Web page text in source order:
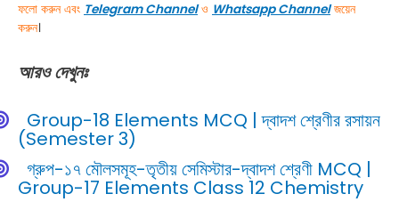
ফলো করুন এবং TelegramChannelও Whatsapp Channelজয়েন
করুন।
আরও দেখুনঃ
Group-18 Elements MCQ | দ্বাদশ শ্রেণীর রসায়ন
(Semester 3)
গ্রুপ-১৭ মৌলসমূহ-তৃতীয় সেমিস্টার-দ্বাদশ শ্রেণী MCQ |
Group-17 Elements Class 12 Chemistry